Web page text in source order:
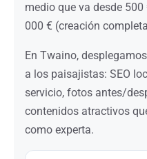
medio que va desde
000 € (creación
En Twaino,
a los paisajistas: SEO
servicio, fotos antes/
contenidos atractivos
como experta.